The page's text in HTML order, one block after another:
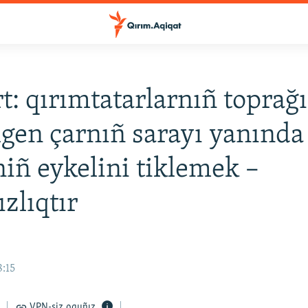
qırımtatarlarnıñ
çarnıñ sarayı yanında
eykelini tiklemek –